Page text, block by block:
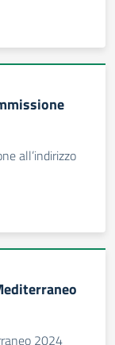
all’indirizzo
2024